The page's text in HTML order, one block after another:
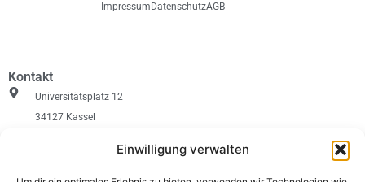
Einwilligung verwalten
Impressum DatenschutzAGB
Kontakt
Universitätsplatz 12
34127 Kassel
+49 561 – 827 93731